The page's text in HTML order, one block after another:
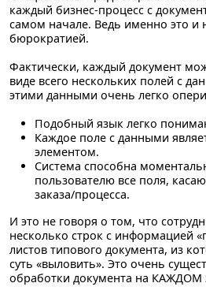
каждый бизнес-процесс с
самом начале. Ведь именно это и
бюрократией.
Фактически, каждый документ
виде всего нескольких полей с
этими данными очень легко
Подобный язык легко
Каждое поле с данными
элементом.
Система способна
пользователю все поля,
заказа/процесса.
И это не говоря о том, что
несколько строк с информацией
листов типового документа, из
суть «выловить». Это очень
обработки документа на КАЖДОМ